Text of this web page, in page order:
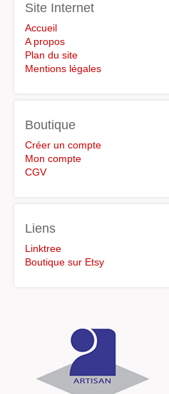
Site Internet
Accueil
A propos
Plan du site
Mentions légales
Boutique
Créer un compte
Mon compte
CGV
Liens
Linktree
Boutique sur Etsy